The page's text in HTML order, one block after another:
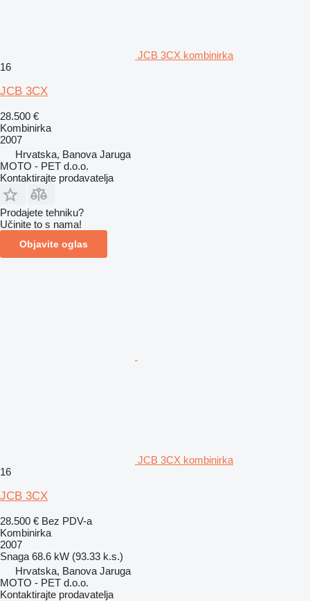
JCB 3CX kombinirka
16
JCB 3CX
28.500 €
Kombinirka
2007
Hrvatska, Banova Jaruga
MOTO - PET d.o.o.
Kontaktirajte prodavatelja
Prodajete tehniku?
Učinite to s nama!
Objavite oglas
JCB 3CX kombinirka
16
JCB 3CX
28.500 € Bez PDV-a
Kombinirka
2007
Snaga 68.6 kW (93.33 k.s.)
Hrvatska, Banova Jaruga
MOTO - PET d.o.o.
Kontaktirajte prodavatelja